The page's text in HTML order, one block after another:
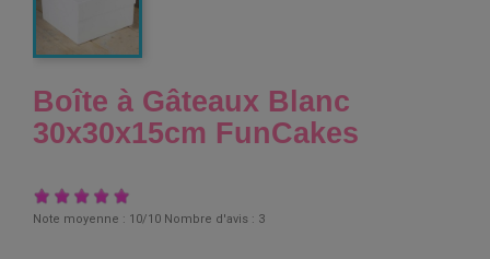
Boîte à Gâteaux Blanc
30x30x15cm FunCakes
Note moyenne : 10/10 Nombre d'avis : 3